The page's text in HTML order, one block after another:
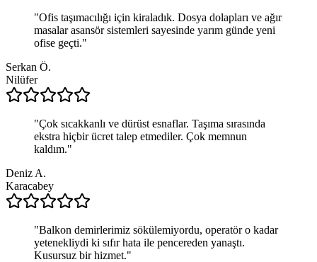
"Ofis taşımacılığı için kiraladık. Dosya dolapları ve ağır
masalar asansör sistemleri sayesinde yarım günde yeni
ofise geçti."
Serkan Ö.
Nilüfer
"Çok sıcakkanlı ve dürüst esnaflar. Taşıma sırasında
ekstra hiçbir ücret talep etmediler. Çok memnun
kaldım."
Deniz A.
Karacabey
"Balkon demirlerimiz sökülemiyordu, operatör o kadar
yetenekliydi ki sıfır hata ile pencereden yanaştı.
Kusursuz bir hizmet."